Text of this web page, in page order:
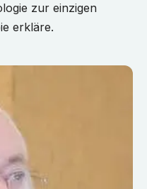
zur einzigen
erkläre.